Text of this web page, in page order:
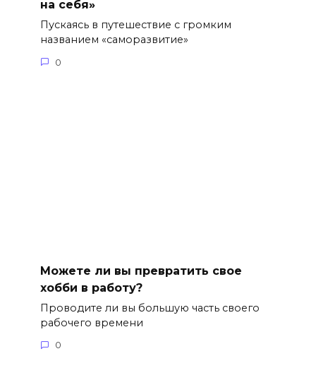
на себя»
Пускаясь в путешествие с громким
названием «саморазвитие»
0
Можете ли вы превратить свое
хобби в работу?
Проводите ли вы большую часть своего
рабочего времени
0